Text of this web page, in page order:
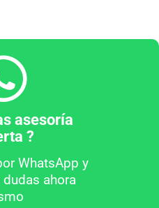
asesoría
?
WhatsApp y
ahora